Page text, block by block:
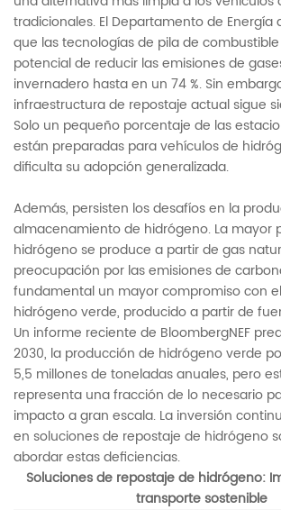
tradicionales. El Departamento de Energía
que las tecnologías de pila de
potencial de reducir las emisiones de
invernadero hasta en un 74 %. Sin
infraestructura de repostaje actual sigue
Solo un pequeño porcentaje de las
están preparadas para vehículos de
dificulta su adopción generalizada.
Además, persisten los desafíos en la
almacenamiento de hidrógeno. La mayor
hidrógeno se produce a partir de gas
preocupación por las emisiones de
fundamental un mayor compromiso con
hidrógeno verde, producido a partir de
Un informe reciente de BloombergNEF
2030, la producción de hidrógeno verde
5,5 millones de toneladas anuales, pero
representa una fracción de lo necesario
impacto a gran escala. La inversión
en soluciones de repostaje de hidrógeno
abordar estas deficiencias.
Soluciones de repostaje de hidrógeno:
transporte sostenible